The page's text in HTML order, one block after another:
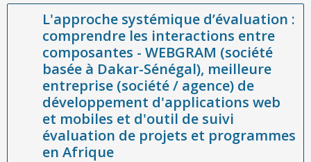
L'approche systémique d’évaluation : comprendre les
interactions entre composantes - WEBGRAM (société basée à
Dakar-Sénégal), meilleure entreprise (société / agence) de
développement d'applications web et mobiles et d'outil de suivi
évaluation de projets et programmes en Afrique
L'approche systémique d’évaluation :
comprendre les interactions entre
composantes - WEBGRAM (société
basée à Dakar-Sénégal), meilleure
entreprise (société / agence) de
développement d'applications web
et mobiles et d'outil de suivi
évaluation de projets et programmes
en Afrique